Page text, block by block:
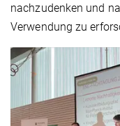
nachzudenken und
Verwendung zu